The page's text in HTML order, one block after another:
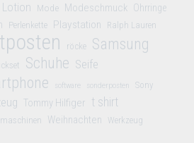
Lotion Mode Modeschmuck Ohrringe
Perlenkette Playstation Ralph Lauren
röcke Samsung
Schuhe Seife
software sonderposten Sony
Tommy Hilfiger t shirt
Weihnachten Werkzeug